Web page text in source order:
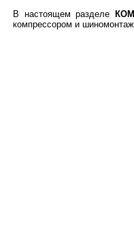
В настоящем разделе
компрессором и